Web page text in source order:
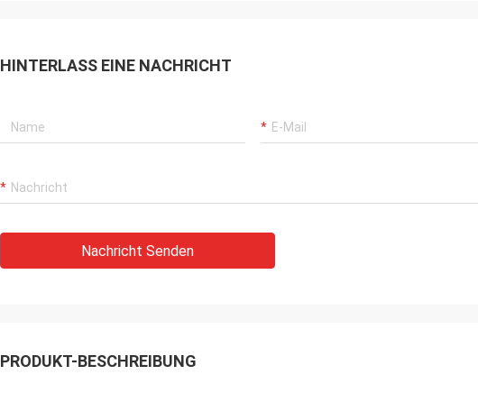
HINTERLASS EINE NACHRICHT
Nachricht Senden
PRODUKT-BESCHREIBUNG